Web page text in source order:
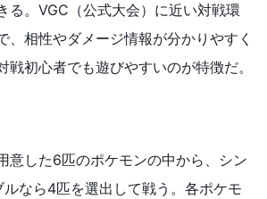
る。VGC（公式大会）に近い対戦環
、相性やダメージ情報が分かりやすく
戦初心者でも遊びやすいのが特徴だ。
意した6匹のポケモンの中から、シン
なら4匹を選出して戦う。各ポケモ